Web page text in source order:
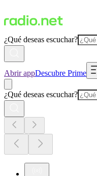
¿Qué deseas escuchar?
Abrir appDescubre Prime
¿Qué deseas escuchar?